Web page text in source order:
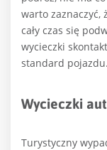
warto zaznaczyć,
cały czas się
wycieczki
standard pojazdu.
Wycieczki
Turystyczny